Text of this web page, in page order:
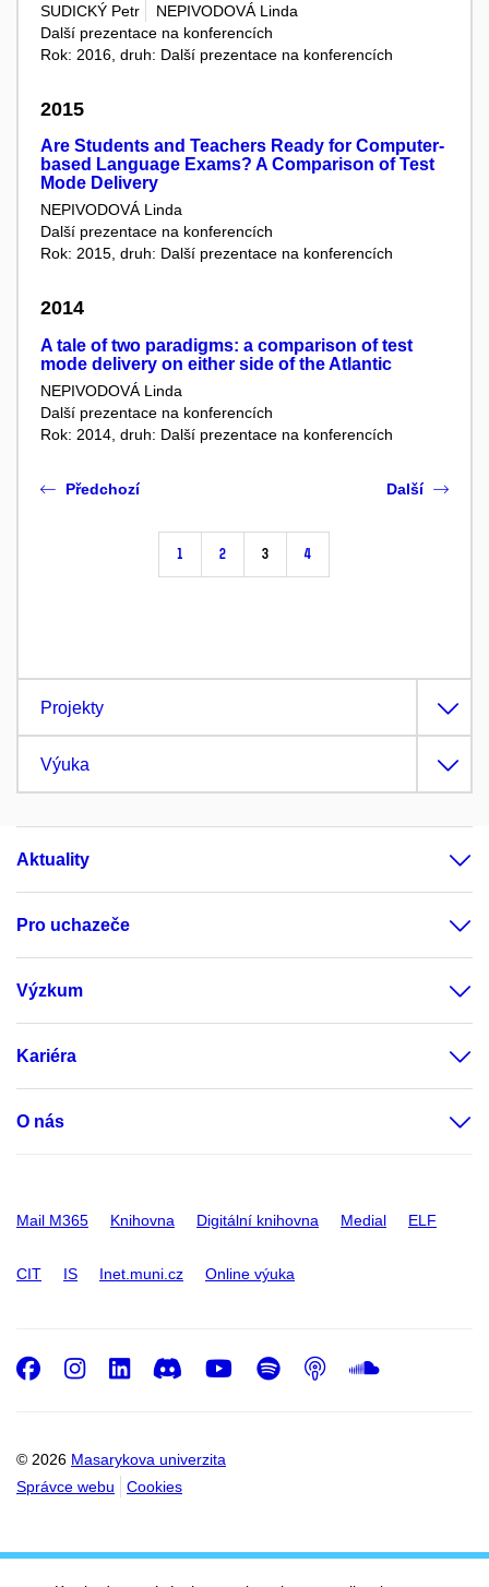
SUDICKÝ Petr
NEPIVODOVÁ Linda
Další prezentace na konferencích
Rok: 2016, druh: Další prezentace na konferencích
2015
Are Students and Teachers Ready for Computer-
based Language Exams? A Comparison of Test
Mode Delivery
NEPIVODOVÁ Linda
Další prezentace na konferencích
Rok: 2015, druh: Další prezentace na konferencích
2014
A tale of two paradigms: a comparison of test
mode delivery on either side of the Atlantic
NEPIVODOVÁ Linda
Další prezentace na konferencích
Rok: 2014, druh: Další prezentace na konferencích
Předchozí
1 2 3 4
Další
Projekty
Výuka
Aktuality
Pro uchazeče
Výzkum
Kariéra
O nás
Mail M365 Knihovna Digitální knihovna Medial ELF
CIT IS Inet.muni.cz Online výuka
© 2026 Masarykova univerzita
Správce webu
Cookies
Facebook
Instagram
LinkedIn
DiscordYoutube
Spotify
Podcast